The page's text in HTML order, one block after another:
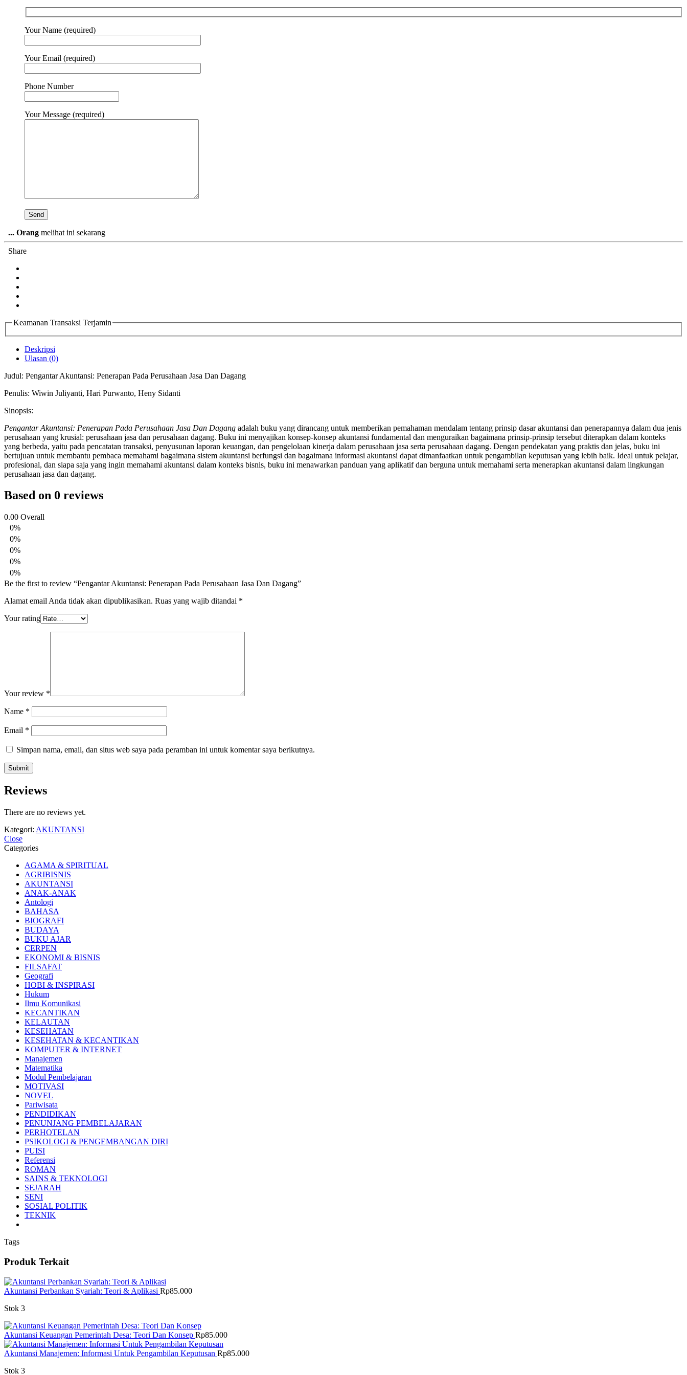
Your Name (required)
Your Email (required)
Phone Number
Your Message (required)
... Orang melihat ini sekarang
Share
Keamanan Transaksi Terjamin
Deskripsi
Ulasan (0)
Judul: Pengantar Akuntansi: Penerapan Pada Perusahaan Jasa Dan Dagang
Penulis: Wiwin Juliyanti, Hari Purwanto, Heny Sidanti
Sinopsis:
Pengantar Akuntansi: Penerapan Pada Perusahaan Jasa Dan Dagang adalah buku yang dirancang untuk memberikan pemahaman mendalam tentang prinsip dasar akuntansi dan penerapannya dalam dua jenis
perusahaan yang krusial: perusahaan jasa dan perusahaan dagang. Buku ini menyajikan konsep-konsep akuntansi fundamental dan menguraikan bagaimana prinsip-prinsip tersebut diterapkan dalam konteks
yang berbeda, yaitu pada pencatatan transaksi, penyusunan laporan keuangan, dan pengelolaan kinerja dalam perusahaan jasa serta perusahaan dagang. Dengan pendekatan yang praktis dan jelas, buku ini
bertujuan untuk membantu pembaca memahami bagaimana sistem akuntansi berfungsi dan bagaimana informasi akuntansi dapat dimanfaatkan untuk pengambilan keputusan yang lebih baik. Ideal untuk pelajar,
profesional, dan siapa saja yang ingin memahami akuntansi dalam konteks bisnis, buku ini menawarkan panduan yang aplikatif dan berguna untuk memahami serta menerapkan akuntansi dalam lingkungan
perusahaan jasa dan dagang.
Based on 0 reviews
0.00 Overall
0%
0%
0%
0%
0%
Be the first to review “Pengantar Akuntansi: Penerapan Pada Perusahaan Jasa Dan Dagang”
Alamat email Anda tidak akan dipublikasikan. Ruas yang wajib ditandai *
Your rating
Your review *
Name *
Email *
Simpan nama, email, dan situs web saya pada peramban ini untuk komentar saya berikutnya.
Reviews
There are no reviews yet.
Kategori: AKUNTANSI
Close
Categories
AGAMA & SPIRITUAL
AGRIBISNIS
AKUNTANSI
ANAK-ANAK
Antologi
BAHASA
BIOGRAFI
BUDAYA
BUKU AJAR
CERPEN
EKONOMI & BISNIS
FILSAFAT
Geografi
HOBI & INSPIRASI
Hukum
Ilmu Komunikasi
KECANTIKAN
KELAUTAN
KESEHATAN
KESEHATAN & KECANTIKAN
KOMPUTER & INTERNET
Manajemen
Matematika
Modul Pembelajaran
MOTIVASI
NOVEL
Pariwisata
PENDIDIKAN
PENUNJANG PEMBELAJARAN
PERHOTELAN
PSIKOLOGI & PENGEMBANGAN DIRI
PUISI
Referensi
ROMAN
SAINS & TEKNOLOGI
SEJARAH
SENI
SOSIAL POLITIK
TEKNIK
Tags
Produk Terkait
Akuntansi Perbankan Syariah: Teori & Aplikasi Rp85.000
Stok 3
Akuntansi Keuangan Pemerintah Desa: Teori Dan Konsep Rp85.000
Akuntansi Manajemen: Informasi Untuk Pengambilan Keputusan Rp85.000
Stok 3